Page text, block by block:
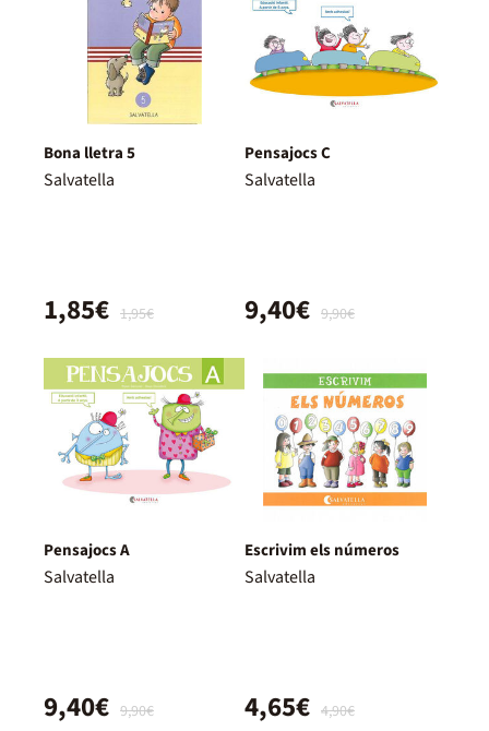
Bona lletra 5
Salvatella
1,95€
1,85€
Pensajocs C
Salvatella
9,90€
9,40€
Pensajocs A
Salvatella
9,90€
9,40€
Escrivim els números
Salvatella
4,90€
4,65€